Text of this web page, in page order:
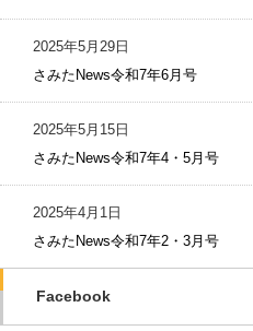
2025年5月29日
さみたNews令和7年6月号
2025年5月15日
さみたNews令和7年4・5月号
2025年4月1日
さみたNews令和7年2・3月号
Facebook